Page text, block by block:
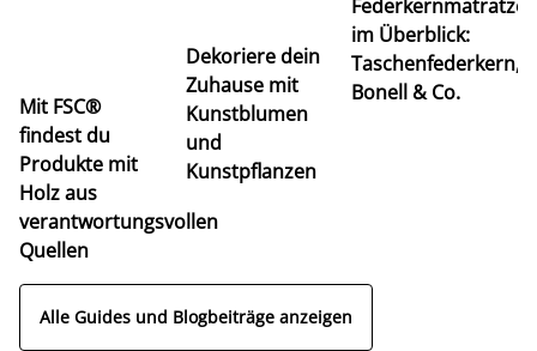
Mit FSC®
findest du
Produkte mit
Holz aus
verantwortungsvollen
Quellen
Dekoriere dein
Zuhause mit
Kunstblumen
und
Kunstpflanzen
im Überblick:
Taschenfederkern,
Bonell & Co.
Alle Guides und Blogbeiträge anzeigen